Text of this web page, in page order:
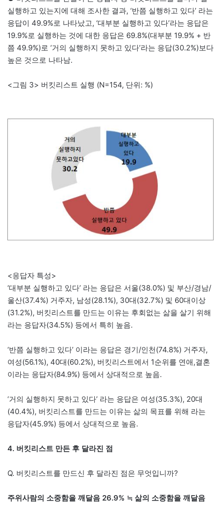
실행하고 있는지에 대해 조사한 결과, ‘반쯤 실행하고 있다’ 라는
응답이 49.9%로 나타났고, ‘대부분 실행하고 있다’라는 응답은
19.9%로 실행하는 것에 대한 응답은 69.8%(대부분 19.9% + 반
쯤 49.9%)로 ‘거의 실행하지 못하고 있다’라는 응답(30.2%)보다
높은 것으로 나타남.
<그림 3> 버킷리스트 실행 (N=154, 단위: %)
<응답자 특성>
‘대부분 실행하고 있다’ 라는 응답은 서울(38.0%) 및 부산/경남/
울산(37.4%) 거주자, 남성(28.1%), 30대(32.7%) 및 60대이상
(31.2%), 버킷리스트를 만드는 이유는 후회없는 삶을 살기 위해
라는 응답자(34.5%) 등에서 특히 높음.
‘반쯤 실행하고 있다’ 이라는 응답은 경기/인천(74.8%) 거주자,
여성(56.1%), 40대(60.2%), 버킷리스트에서 1순위를 연애,결혼
이라는 응답자(84.9%) 등에서 상대적으로 높음.
‘거의 실행하지 못하고 있다’ 라는 응답은 여성(35.3%), 20대
(40.4%), 버킷리스트를 만드는 이유는 삶의 목표를 위해 라는
응답자(45.9%) 등에서 상대적으로 높음.
4. 버킷리스트 만든 후 달라진 점
Q. 버킷리스트를 만드신 후 달라진 점은 무엇입니까?
주위사람의 소중함을 깨달음 26.9% ≒ 삶의 소중함을 깨달음